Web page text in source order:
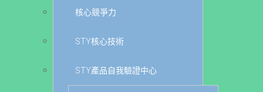
核心競爭力
STY核心技術
STY產品自我驗證中心